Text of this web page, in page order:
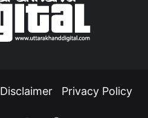
Disclaimer Privacy Policy